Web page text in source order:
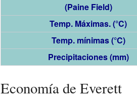
(Paine Field)
Temp. Máximas. (°C)
Temp. mínimas (°C)
Precipitaciones (mm)
Economía de Everett